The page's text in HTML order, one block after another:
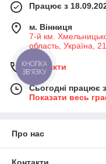
Працює з
м. Вінниця
7-й км.
область, Україна,
Контакти
Сьогодні працює
Показати весь
Про нас
КНОПКА
ЗВ'ЯЗКУ